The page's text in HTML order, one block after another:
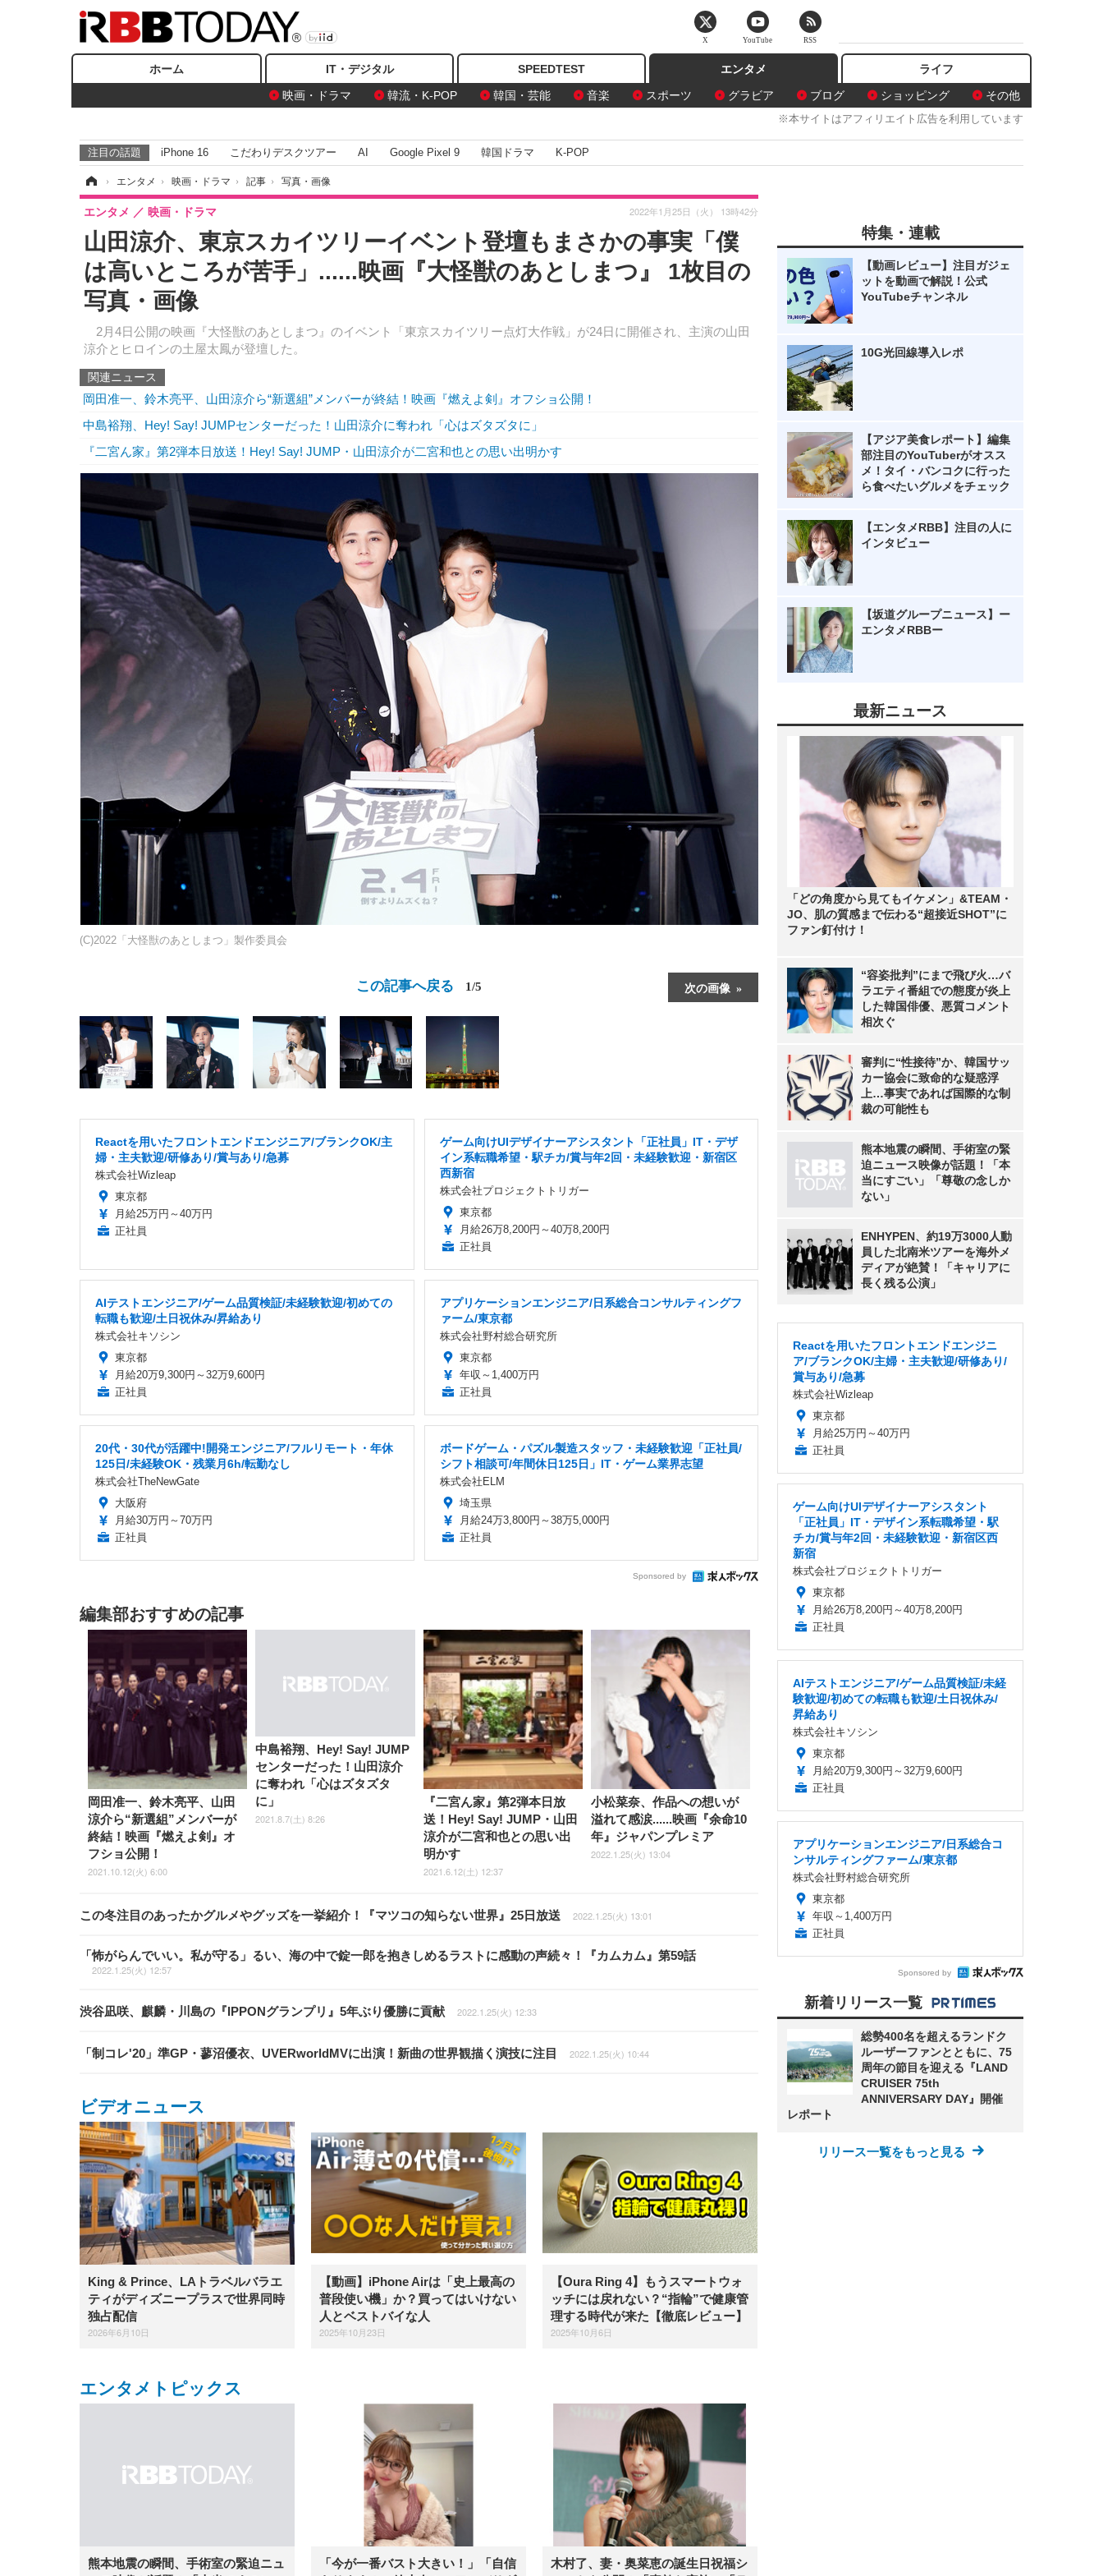
ホーム IT・デジタル SPEEDTEST
エンタメ
映画・ドラマ
韓流・K-POP 韓国・芸能 音楽 スポーツ グラビア ブログ ショッピング その他
ライフ
※本サイトはアフィリエイト広告を利用しています
注目の話題 iPhone 16 こだわりデスクツアー AI Google Pixel 9 韓国ドラマ K-POP
› エンタメ › 映画・ドラマ › 記事 › 写真・画像
山田涼介、東京スカイツリーイベント登壇もまさかの事実「僕
は高いところが苦手」......映画『大怪獣のあとしまつ』 1枚目の
写真・画像
2月4日公開の映画『大怪獣のあとしまつ』のイベント「東京スカイツリー点灯大作戦」が24日に開催され、主演の山田
涼介とヒロインの土屋太鳳が登壇した。
エンタメ 映画・ドラマ 2022年1月25日（火） 13時42分
関連ニュース
岡田准一、鈴木亮平、山田涼介ら“新選組”メンバーが終結！映画『燃えよ剣』オフショ公開！
中島裕翔、Hey! Say! JUMPセンターだった！山田涼介に奪われ「心はズタズタに」
『二宮ん家』第2弾本日放送！Hey! Say! JUMP・山田涼介が二宮和也との思い出明かす
(C)2022「大怪獣のあとしまつ」製作委員会
次の画像
この記事へ戻る 1/5
Reactを用いたフロントエンドエンジニア/ブランクOK/主
婦・主夫歓迎/研修あり/賞与あり/急募
株式会社Wizleap
東京都
月給25万円～40万円
正社員
ゲーム向けUIデザイナーアシスタント「正社員」IT・デザ
イン系転職希望・駅チカ/賞与年2回・未経験歓迎・新宿区
西新宿
株式会社プロジェクトトリガー
東京都
月給26万8,200円～40万8,200円
正社員
AIテストエンジニア/ゲーム品質検証/未経験歓迎/初めての
転職も歓迎/土日祝休み/昇給あり
株式会社キソシン
東京都
月給20万9,300円～32万9,600円
正社員
アプリケーションエンジニア/日系総合コンサルティングフ
ァーム/東京都
株式会社野村総合研究所
東京都
年収～1,400万円
正社員
20代・30代が活躍中!開発エンジニア/フルリモート・年休
125日/未経験OK・残業月6h/転勤なし
株式会社TheNewGate
大阪府
月給30万円～70万円
正社員
ボードゲーム・パズル製造スタッフ・未経験歓迎「正社員/
シフト相談可/年間休日125日」IT・ゲーム業界志望
株式会社ELM
埼玉県
月給24万3,800円～38万5,000円
正社員
Sponsored by
編集部おすすめの記事
岡田准一、鈴木亮平、山田
涼介ら“新選組”メンバーが
終結！映画『燃えよ剣』オ
フショ公開！
2021.10.12(火) 6:00
中島裕翔、Hey! Say! JUMP
センターだった！山田涼介
に奪われ「心はズタズタ
に」
2021.8.7(土) 8:26
『二宮ん家』第2弾本日放
送！Hey! Say! JUMP・山田
涼介が二宮和也との思い出
明かす
2021.6.12(土) 12:37
小松菜奈、作品への想いが
溢れて感涙......映画『余命10
年』ジャパンプレミア
2022.1.25(火) 13:04
この冬注目のあったかグルメやグッズを一挙紹介！『マツコの知らない世界』25日放送 2022.1.25(火) 13:01
「怖がらんでいい。私が守る」るい、海の中で錠一郎を抱きしめるラストに感動の声続々！『カムカム』第59話
2022.1.25(火) 12:57
渋谷凪咲、麒麟・川島の『IPPONグランプリ』5年ぶり優勝に貢献 2022.1.25(火) 12:33
「制コレ'20」準GP・蓼沼優衣、UVERworldMVに出演！新曲の世界観描く演技に注目 2022.1.25(火) 10:44
ビデオニュース
King & Prince、LAトラベルバラエ
ティがディズニープラスで世界同時
独占配信
2026年6月10日
【動画】iPhone Airは「史上最高の
普段使い機」か？買ってはいけない
人とベストバイな人
2025年10月23日
【Oura Ring 4】もうスマートウォ
ッチには戻れない？“指輪”で健康管
理する時代が来た【徹底レビュー】
2025年10月6日
エンタメトピックス
熊本地震の瞬間、手術室の緊迫ニュ
「今が一番バスト大きい！」「自信
木村了、妻・奥菜恵の誕生日祝福シ
特集・連載
【動画レビュー】注目ガジェ
ットを動画で解説！公式
YouTubeチャンネル
10G光回線導入レポ
【アジア美食レポート】編集
部注目のYouTuberがオスス
メ！タイ・バンコクに行った
ら食べたいグルメをチェック
【エンタメRBB】注目の人に
インタビュー
【坂道グループニュース】ー
エンタメRBBー
最新ニュース
「どの角度から見てもイケメン」&TEAM・
JO、肌の質感まで伝わる“超接近SHOT”に
ファン釘付け！
“容姿批判”にまで飛び火…バ
ラエティ番組での態度が炎上
した韓国俳優、悪質コメント
相次ぐ
審判に“性接待”か、韓国サッ
カー協会に致命的な疑惑浮
上…事実であれば国際的な制
裁の可能性も
熊本地震の瞬間、手術室の緊
迫ニュース映像が話題！「本
当にすごい」「尊敬の念しか
ない」
ENHYPEN、約19万3000人動
員した北南米ツアーを海外メ
ディアが絶賛！「キャリアに
長く残る公演」
Reactを用いたフロントエンドエンジニ
ア/ブランクOK/主婦・主夫歓迎/研修あり/
賞与あり/急募
株式会社Wizleap
東京都
月給25万円～40万円
正社員
ゲーム向けUIデザイナーアシスタント
「正社員」IT・デザイン系転職希望・駅
チカ/賞与年2回・未経験歓迎・新宿区西
新宿
株式会社プロジェクトトリガー
東京都
月給26万8,200円～40万8,200円
正社員
AIテストエンジニア/ゲーム品質検証/未経
験歓迎/初めての転職も歓迎/土日祝休み/
昇給あり
株式会社キソシン
東京都
月給20万9,300円～32万9,600円
正社員
アプリケーションエンジニア/日系総合コ
ンサルティングファーム/東京都
株式会社野村総合研究所
東京都
年収～1,400万円
正社員
Sponsored by
新着リリース一覧
総勢400名を超えるランドク
ルーザーファンとともに、75
周年の節目を迎える『LAND
CRUISER 75th
ANNIVERSARY DAY』開催
レポート
リリース一覧をもっと見る
X YouTube RSS